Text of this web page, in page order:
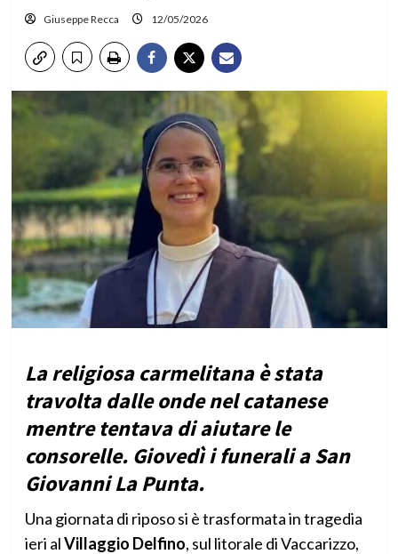
Giuseppe Recca 12/05/2026
La religiosa carmelitana è stata
travolta dalle onde nel catanese
mentre tentava di aiutare le
consorelle. Giovedì i funerali a San
Giovanni La Punta.
Una giornata di riposo si è trasformata in tragedia
ieri alVillaggio Delfino, sul litorale di Vaccarizzo,